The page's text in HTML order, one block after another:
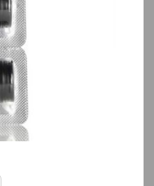
تمامی قیمت ها بروز هستند.
افزودن به سبد خرید